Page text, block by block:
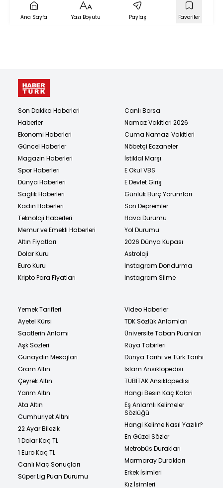
Ana Sayfa Yazı Boyutu Paylaş Favoriler
Son Dakika Haberleri
Haberler
Ekonomi Haberleri
Güncel Haberler
Magazin Haberleri
Spor Haberleri
Dünya Haberleri
Sağlık Haberleri
Kadın Haberleri
Teknoloji Haberleri
Memur ve Emekli Haberleri
Altın Fiyatları
Dolar Kuru
Euro Kuru
Kripto Para Fiyatları
Canlı Borsa
Namaz Vakitleri 2026
Cuma Namazı Vakitleri
Nöbetçi Eczaneler
İstiklal Marşı
E Okul VBS
E Devlet Giriş
Günlük Burç Yorumları
Son Depremler
Hava Durumu
Yol Durumu
2026 Dünya Kupası
Astroloji
Instagram Dondurma
Instagram Silme
Yemek Tarifleri
Ayetel Kürsi
Saatlerin Anlamı
Aşk Sözleri
Günaydın Mesajları
Gram Altın
Çeyrek Altın
Yarım Altın
Ata Altın
Cumhuriyet Altını
22 Ayar Bilezik
1 Dolar Kaç TL
1 Euro Kaç TL
Canlı Maç Sonuçları
Süper Lig Puan Durumu
Video Haberler
TDK Sözlük Anlamları
Üniversite Taban Puanları
Rüya Tabirleri
Dünya Tarihi ve Türk Tarihi
İslam Ansiklopedisi
TÜBİTAK Ansiklopedisi
Hangi Besin Kaç Kalori
Eş Anlamlı Kelimeler
Sözlüğü
Hangi Kelime Nasıl Yazılır?
En Güzel Sözler
Metrobüs Durakları
Marmaray Durakları
Erkek İsimleri
Kız İsimleri